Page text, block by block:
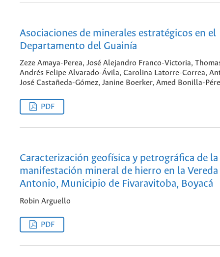
Asociaciones de minerales estratégicos en el
Departamento del Guainía
Zeze Amaya-Perea, José Alejandro Franco-Victoria,
Andrés Felipe Alvarado-Ávila, Carolina Latorre-Correa,
José Castañeda-Gómez, Janine Boerker, Amed Bonilla-
PDF
Caracterización geofísica y petrográfica de la
manifestación mineral de hierro en la Vereda
Antonio, Municipio de Fivaravitoba, Boyacá
Robin Arguello
PDF